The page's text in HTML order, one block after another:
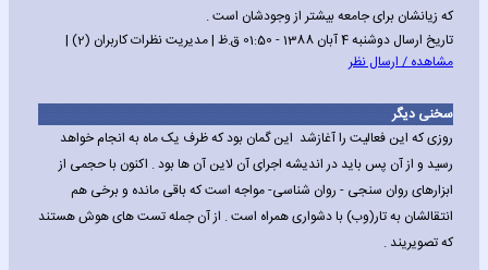
که زیانشان برای جامعه بیشتر از وجودشان است .
تاریخ ارسال دوشنبه 4 آبان 1388 - 01:50 ق.ظ | مدیریت نظرات کاربران (2) |
مشاهده / ارسال نظر
سخنی دیگر
روزی که این فعالیت را آغازشد این گمان بود که ظرف یک ماه به انجام خواهد
رسید و از آن پس باید در اندیشه اجرای آن لاین آن ها بود . اکنون با حجمی از
ابزارهای روان سنجی - روان شناسی- مواجه است که باقی مانده و برخی هم
انتقالشان به تار(وب) با دشواری همراه است . از آن جمله تست های هوش هستند
که تصویریند .